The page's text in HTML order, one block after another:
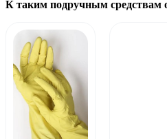
К таким подручным средствам